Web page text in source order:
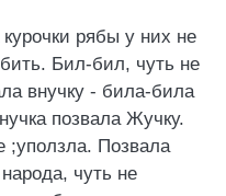
рябы у них не
Бил-бил, чуть не
внучку - била-била
позвала Жучку.
;уползла. Позвала
чуть не